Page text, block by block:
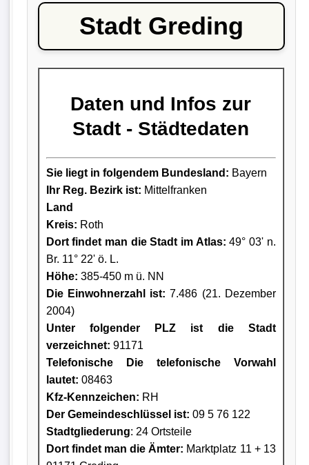
Stadt Greding
Daten und Infos zur
Stadt - Städtedaten
Sie liegt in folgendem Bundesland: Bayern
Ihr Reg. Bezirk ist: Mittelfranken
Land
Kreis: Roth
Dort findet man die Stadt im Atlas: 49° 03' n.
Br. 11° 22' ö. L.
Höhe: 385-450 m ü. NN
Die Einwohnerzahl ist: 7.486 (21. Dezember
2004)
Unter folgender PLZ ist die Stadt
verzeichnet: 91171
Telefonische Die telefonische Vorwahl
lautet: 08463
Kfz-Kennzeichen: RH
Der Gemeindeschlüssel ist: 09 5 76 122
Stadtgliederung: 24 Ortsteile
Dort findet man die Ämter: Marktplatz 11 + 13